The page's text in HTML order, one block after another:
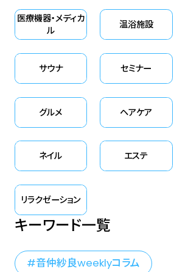
医療機器・メディカ
ル
温浴施設
サウナ セミナー
グルメ ヘアケア
ネイル エステ
リラクゼーション
キーワード一覧
音仲紗良weeklyコラム